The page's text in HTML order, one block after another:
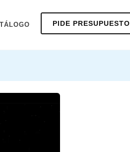
PIDE PRESUPUESTO